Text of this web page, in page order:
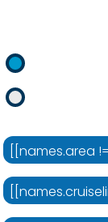
[[names.area